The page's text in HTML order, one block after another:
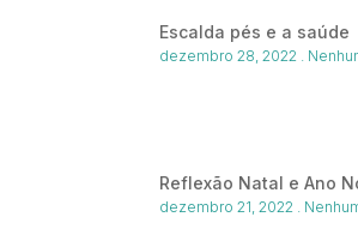
Escalda pés e a saúde
dezembro 28, 2022
Reflexão Natal e Ano
dezembro 21, 2022